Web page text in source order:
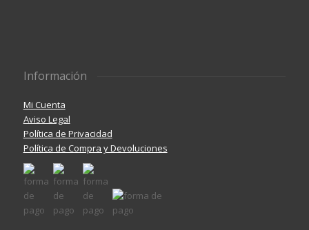
Información
Mi Cuenta
Aviso Legal
Política de Privacidad
Política de Compra y Devoluciones